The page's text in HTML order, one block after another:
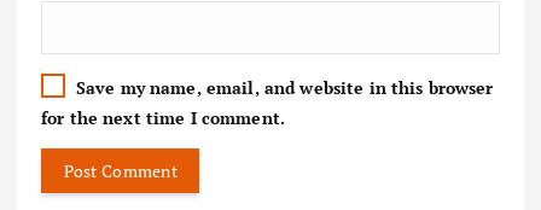
Save my name, email, and website in this browser
for the next time I comment.